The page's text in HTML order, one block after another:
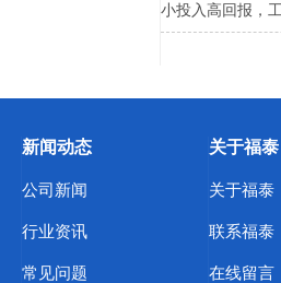
小投入高回报，
新闻动态
公司新闻
行业资讯
常见问题
关于福泰
关于福泰
联系福泰
在线留言